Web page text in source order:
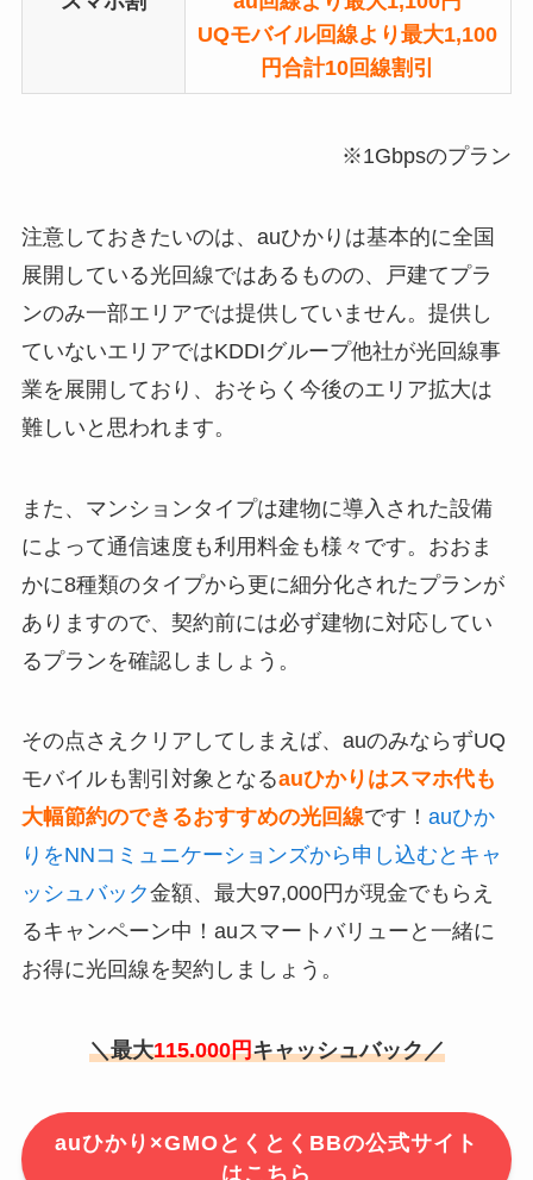
UQモバイル回線より最大1,100
円合計10回線割引
※1Gbpsのプラン
注意しておきたいのは、auひかりは基本的に全国
展開している光回線ではあるものの、戸建てプラ
ンのみ一部エリアでは提供していません。提供し
ていないエリアではKDDIグループ他社が光回線事
業を展開しており、おそらく今後のエリア拡大は
難しいと思われます。
また、マンションタイプは建物に導入された設備
によって通信速度も利用料金も様々です。おおま
かに8種類のタイプから更に細分化されたプランが
ありますので、契約前には必ず建物に対応してい
るプランを確認しましょう。
その点さえクリアしてしまえば、auのみならずUQ
モバイルも割引対象となるauひかりはスマホ代も
大幅節約のできるおすすめの光回線です！ auひか
りをNNコミュニケーションズから申し込むとキャ
ッシュバック金額、最大97,000円が現金でもらえ
るキャンペーン中！auスマートバリューと一緒に
お得に光回線を契約しましょう。
＼最大115.000円キャッシュバック／
auひかり×GMOとくとくBBの公式サイト
はこちら